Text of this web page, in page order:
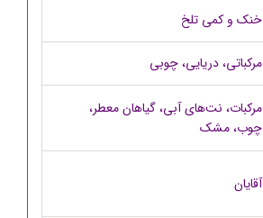
خنک و کمی تلخ
مرکباتی، دریایی، چوبی
مرکبات، نت‌های آبی، گیاهان معطر،
چوب، مشک
آقایان